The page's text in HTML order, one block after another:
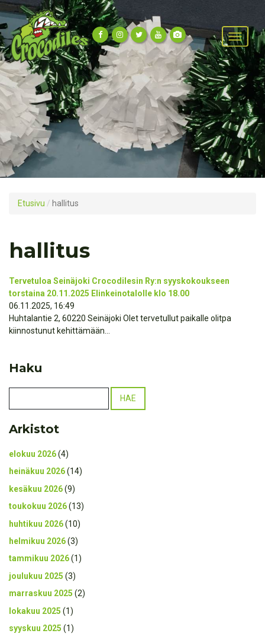
Etusivu / hallitus
hallitus
Tervetuloa Seinäjoki Crocodilesin Ry:n syyskokoukseen
torstaina 20.11.2025 Elinkeinotalolle klo 18.00
06.11.2025, 16:49
Huhtalantie 2, 60220 Seinäjoki Olet tervetullut paikalle olitpa
kiinnostunut kehittämään...
Haku
Arkistot
elokuu 2026(4)
heinäkuu 2026(14)
kesäkuu 2026(9)
toukokuu 2026(13)
huhtikuu 2026(10)
helmikuu 2026(3)
tammikuu 2026(1)
joulukuu 2025 (3)
marraskuu 2025 (2)
lokakuu 2025 (1)
syyskuu 2025 (1)